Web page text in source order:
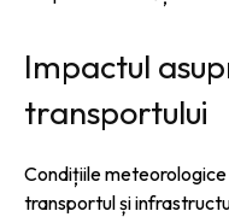
Impactul
transportului
Condițiile
transportul și